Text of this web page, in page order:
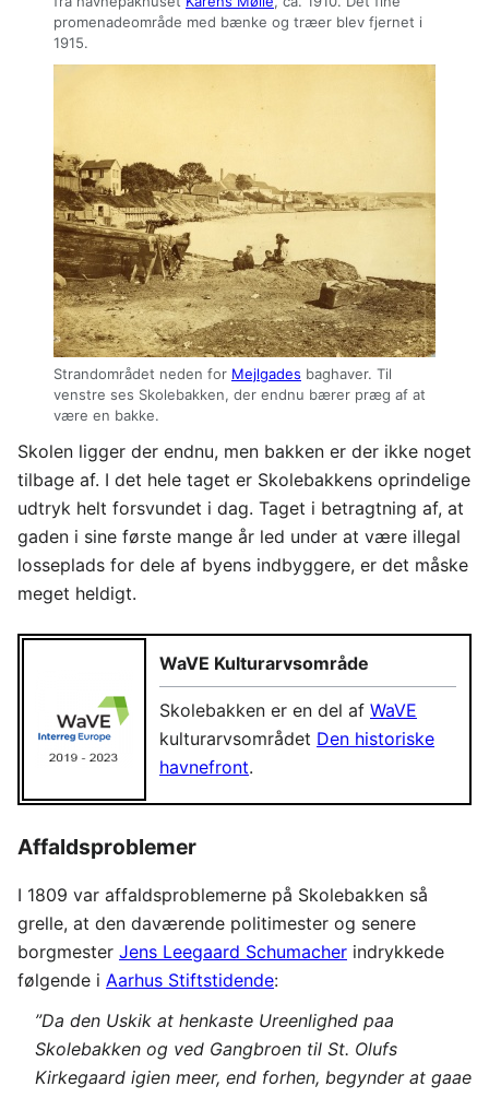
promenadeområde med bænke og træer blev fjernet i
1915.
Strandområdet neden for Mejlgades baghaver. Til
venstre ses Skolebakken, der endnu bærer præg af at
være en bakke.
Skolen ligger der endnu, men bakken er der ikke noget
tilbage af. I det hele taget er Skolebakkens oprindelige
udtryk helt forsvundet i dag. Taget i betragtning af, at
gaden i sine første mange år led under at være illegal
losseplads for dele af byens indbyggere, er det måske
meget heldigt.
WaVE Kulturarvsområde
Skolebakken er en del af WaVE
kulturarvsområdet Den historiske
havnefront.
Affaldsproblemer
I 1809 var affaldsproblemerne på Skolebakken så
grelle, at den daværende politimester og senere
borgmester Jens Leegaard Schumacher indrykkede
følgende i Aarhus Stiftstidende:
”Da den Uskik at henkaste Ureenlighed paa
Skolebakken og ved Gangbroen til St. Olufs
Kirkegaard igien meer, end forhen, begynder at gaae